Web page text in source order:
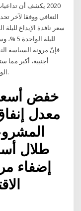
2020 يكشف أن
التعافي ووفقا لآخر
فإنّ مرونة السياسة
أجنبية، أكبر
الوظائف المصرفية المركزية التقليدية ليست مقيّدة.
خفض
معدل
طلال
إضفاء